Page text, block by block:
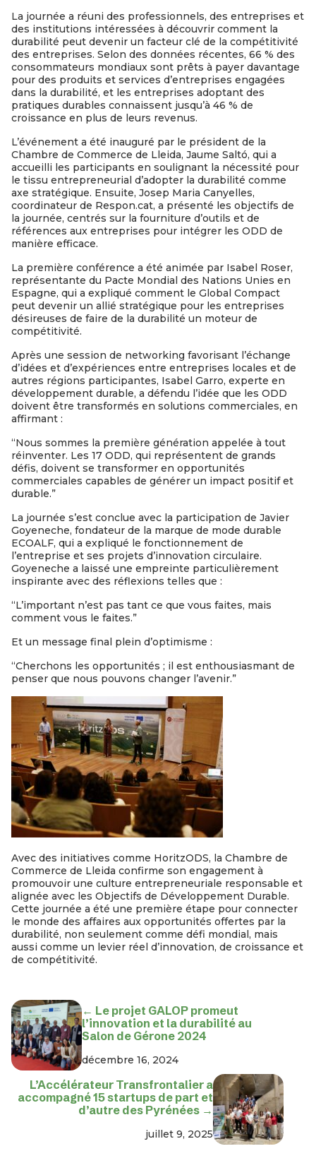
La journée a réuni des professionnels, des entreprises et
des institutions intéressées à découvrir comment la
durabilité peut devenir un facteur clé de la compétitivité
des entreprises. Selon des données récentes, 66 % des
consommateurs mondiaux sont prêts à payer davantage
pour des produits et services d’entreprises engagées
dans la durabilité, et les entreprises adoptant des
pratiques durables connaissent jusqu’à 46 % de
croissance en plus de leurs revenus.
L’événement a été inauguré par le président de la
Chambre de Commerce de Lleida, Jaume Saltó, qui a
accueilli les participants en soulignant la nécessité pour
le tissu entrepreneurial d’adopter la durabilité comme
axe stratégique. Ensuite, Josep Maria Canyelles,
coordinateur de Respon.cat, a présenté les objectifs de
la journée, centrés sur la fourniture d’outils et de
références aux entreprises pour intégrer les ODD de
manière efficace.
La première conférence a été animée par Isabel Roser,
représentante du Pacte Mondial des Nations Unies en
Espagne, qui a expliqué comment le Global Compact
peut devenir un allié stratégique pour les entreprises
désireuses de faire de la durabilité un moteur de
compétitivité.
Après une session de networking favorisant l’échange
d’idées et d’expériences entre entreprises locales et de
autres régions participantes, Isabel Garro, experte en
développement durable, a défendu l’idée que les ODD
doivent être transformés en solutions commerciales, en
affirmant :
“Nous sommes la première génération appelée à tout
réinventer. Les 17 ODD, qui représentent de grands
défis, doivent se transformer en opportunités
commerciales capables de générer un impact positif et
durable.”
La journée s’est conclue avec la participation de Javier
Goyeneche, fondateur de la marque de mode durable
ECOALF, qui a expliqué le fonctionnement de
l’entreprise et ses projets d’innovation circulaire.
Goyeneche a laissé une empreinte particulièrement
inspirante avec des réflexions telles que :
“L’important n’est pas tant ce que vous faites, mais
comment vous le faites.”
Et un message final plein d’optimisme :
“Cherchons les opportunités ; il est enthousiasmant de
penser que nous pouvons changer l’avenir.”
Avec des initiatives comme HoritzODS, la Chambre de
Commerce de Lleida confirme son engagement à
promouvoir une culture entrepreneuriale responsable et
alignée avec les Objectifs de Développement Durable.
Cette journée a été une première étape pour connecter
le monde des affaires aux opportunités offertes par la
durabilité, non seulement comme défi mondial, mais
aussi comme un levier réel d’innovation, de croissance et
de compétitivité.
← Le projet GALOP promeut
l’innovation et la durabilité au
Salon de Gérone 2024
décembre 16, 2024
L’Accélérateur Transfrontalier a
accompagné 15 startups de part et
d’autre des Pyrénées →
juillet 9, 2025